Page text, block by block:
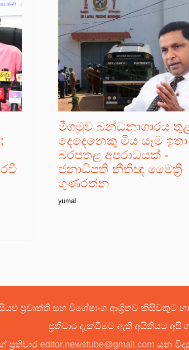
මීගමුව බන්ධනාගාරය
දෙදෙනෙකු මිය යෑම ඉතා
බරපතළ අපරාධයක් -
ජනාධිපති නීතිඥ මෛත්‍රී
ගුණරත්න
yumal
ප්‍රවෘත්ති සහ විශේෂාංග ආශ්‍රිතව
ප්‍රතිචාර දැක්වීමට ඇති අයිතියට අපි
ප්‍රතිචාර editor.newstube@gmail.com යන